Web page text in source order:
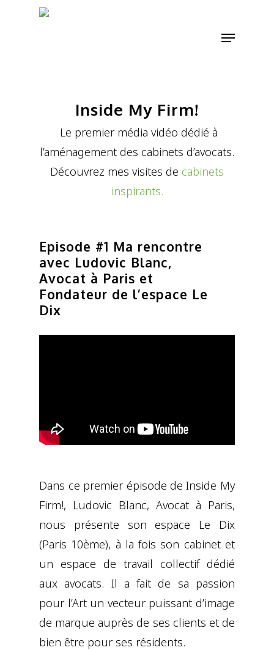
Menu
Inside My Firm!
Le premier média vidéo dédié à
l’aménagement des cabinets d’avocats.
Découvrez mes visites de cabinets
inspirants.
Episode #1 Ma rencontre
avec Ludovic Blanc,
Avocat à Paris et
Fondateur de l’espace Le
Dix
Dans ce premier épisode de Inside My
Firm!, Ludovic Blanc, Avocat à Paris,
nous présente son espace Le Dix
(Paris 10ème), à la fois son cabinet et
un espace de travail collectif dédié
aux avocats. Il a fait de sa passion
pour l’Art un vecteur puissant d’image
de marque auprès de ses clients et de
bien être pour ses résidents.